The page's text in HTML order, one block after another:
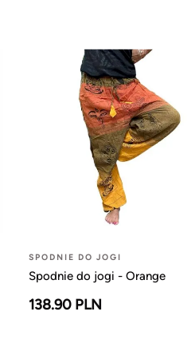
SPODNIE DO JOGI
Spodnie do jogi - Orange
138.90 PLN